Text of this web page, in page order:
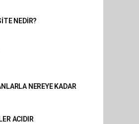
NEDİR?
NEREYE KADAR
ACIDIR